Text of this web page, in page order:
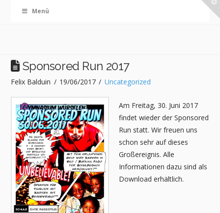
Menü
Sponsored Run 2017
Felix Balduin 19/06/2017 Uncategorized
Am Freitag, 30. Juni 2017
findet wieder der Sponsored
Run statt. Wir freuen uns
schon sehr auf dieses
Großereignis. Alle
Informationen dazu sind als
Download erhältlich.